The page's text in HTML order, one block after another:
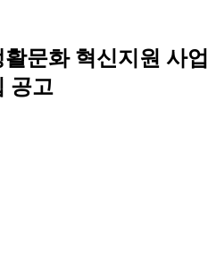
문화 혁신지원 사업
공고